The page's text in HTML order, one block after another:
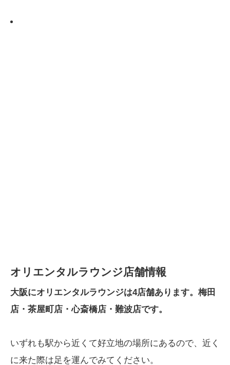
オリエンタルラウンジ店舗情報
大阪にオリエンタルラウンジは4店舗あります。梅田
店・茶屋町店・心斎橋店・難波店です。
いずれも駅から近くて好立地の場所にあるので、近く
に来た際は足を運んでみてください。